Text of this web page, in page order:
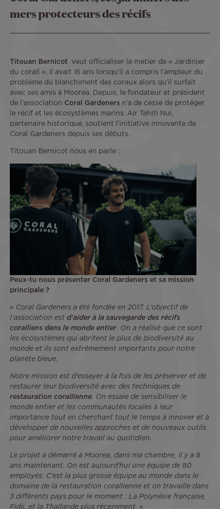
mers protecteurs des récifs
Titouan Bernicot veut officialiser le métier de « Jardinier
du corail ». Il avait 16 ans lorsqu’il a compris l’ampleur du
problème du blanchiment des coraux alors qu’il surfait
avec ses amis à Moorea. Depuis, le fondateur et président
de l’association Coral Gardeners n’a de cesse de protéger
le récif et les écosystèmes marins. Air Tahiti Nui,
partenaire historique, soutient l’initiative innovante de
Coral Gardeners depuis ses débuts.
Titouan Bernicot nous en parle :
Peux-tu nous présenter Coral Gardeners et sa mission
principale ?
« Coral Gardeners a été fondée en 2017. L’objectif de
l’association est d'aider à la sauvegarde des récifs
coralliens dans le monde entier. On a réalisé que ce sont
les écosystèmes qui abritent le plus de biodiversité au
monde et ils sont extrêmement importants pour notre
planète bleue.
Notre mission est d'essayer à la fois de les préserver et de
restaurer leur biodiversité avec des techniques de
restauration corallienne. On essaie de sensibiliser le
monde entier et les communautés locales à leur
importance tout en cherchant tout le temps à innover et à
développer de nouvelles approches et de nouveaux outils
pour améliorer notre travail au quotidien.
Le projet a démarré à Moorea, dans ma chambre, il y a 8
ans maintenant. On est aujourd'hui une équipe de 80
employés. C'est la plus grosse équipe au monde dans le
domaine de la restauration corallienne et on travaille dans
3 différents pays pour le moment : La Polynésie française,
Fidji, et la Thaïlande plus récemment. »